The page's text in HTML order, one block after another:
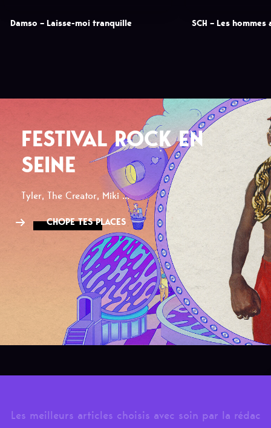
Damso – Laisse-moi tranquille SCH – Les
FESTIVAL ROCK EN
SEINE
Tyler, The Creator, Miki ...
CHOPE TES PLACES
Les meilleurs articles choisis avec soin par la rédac